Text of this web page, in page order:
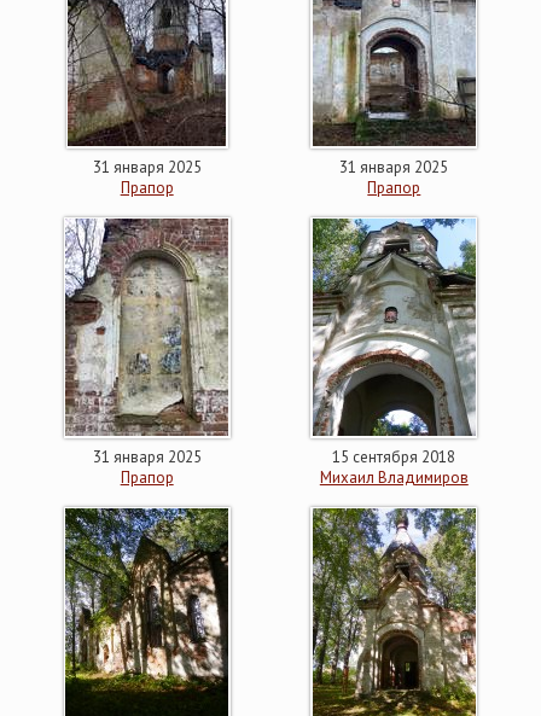
31 января 2025
Прапор
31 января 2025
Прапор
31 января 2025
Прапор
15 сентября 2018
Михаил Владимиров